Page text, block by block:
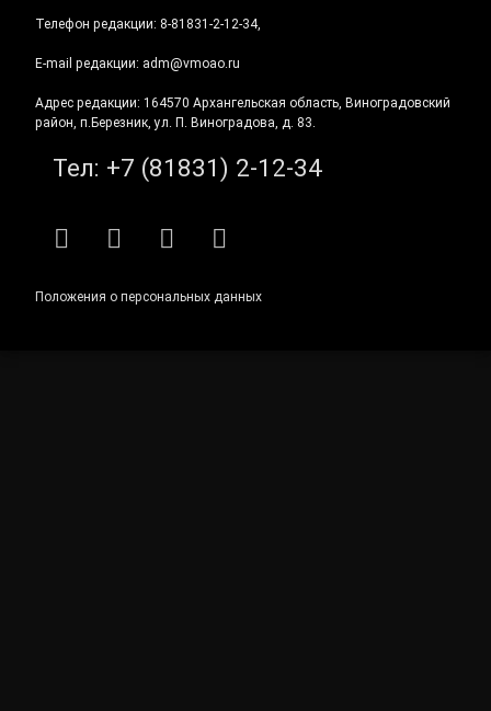
Телефон редакции: 8-81831-2-12-34,
E-mail редакции: adm@vmoao.ru
Адрес редакции: 164570 Архангельская область, Виноградовский
район, п.Березник, ул. П. Виноградова, д. 83.
Тел: +7 (81831) 2-12-34
RSS E-mailВКонтакте
Telegram
Положения о персональных данных